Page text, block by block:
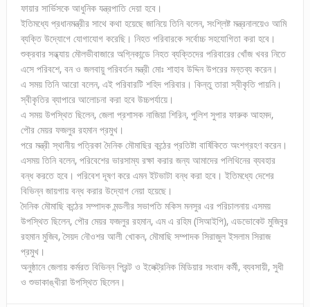
ফায়ার সার্ভিসকে আধুনিক যন্ত্রপাতি দেয়া হবে।
ইতিমধ্যে প্রধানমন্ত্রীর সাথে কথা হয়েছে জানিয়ে তিনি বলেন, সংশ্লিষ্ট মন্ত্রনালয়েও আমি
ব্যক্তি উদ্যোগে যোগাযোগ করেছি। নিহত পরিবারকে সর্বোচ্চ সহযোগিতা করা হবে।
শুক্রবার সন্ধ্যায় মৌলভীবাজারে অগ্নিকান্ডে নিহত ব্যক্তিদের পরিবারের খোঁজ খবর নিতে
এসে পরিবশে, বন ও জলবায়ু পরিবর্তন মন্ত্রী মোঃ শাহাব উদ্দিন উপরের মন্তব্য করেন।
এ সময় তিনি আরো বলেন, এই পরিবারটি শহিদ পরিবার। কিন্তু তারা স্বীকৃতি পায়নি।
স্বীকৃতির ব্যাপারে আলোচনা করা হবে উচ্চপর্যায়ে।
এ সময় উপস্থিত ছিলেন, জেলা প্রশাসক নাজিয়া শিরিন, পুলিশ সুপার ফারুক আহমদ,
পৌর মেয়র ফজলুর রহমান প্রমুখ।
পরে মন্ত্রী স্থানীয় পত্রিকা দৈনিক মৌমাছির কন্ঠের প্রতিষ্টা বার্ষিকিতে অংশগ্রহণ করেন।
এসময় তিনি বলেন, পরিবেশের ভারসাম্য রক্ষা করার জন্য আমাদের পলিথিনের ব্যবহার
বন্ধ করতে হবে। পরিবেশ দূষণ করে এমন ইটভাটা বন্ধ করা হবে। ইতিমধ্যে দেশের
বিভিন্ন জায়গায় বন্ধ করার উদ্যোগ নেয়া হয়েছে।
দৈনিক মৌমাছি কন্ঠের সম্পাদক মন্ডলীর সভাপতি মকিস মনসুর এর পরিচালনায় এসময়
উপস্থিত ছিলেন, পৌর মেয়র ফজলুর রহমান, এম এ রহিম (সিআইপি), এডভোকেট মুজিবুর
রহমান মুজিব, সৈয়দ নৌওশর আলী খোকন, মৌমাছি সম্পাদক সিরাজুল ইসলাম সিরাজ
প্রমুখ।
অনুষ্ঠানে জেলায় কর্মরত বিভিন্ন প্রিন্ট ও ইলেক্ট্রনিক মিডিয়ার সংবাদ কর্মী, ব্যবসায়ী, সুধী
ও শুভাকাঙ্খীরা উপস্থিত ছিলেন।